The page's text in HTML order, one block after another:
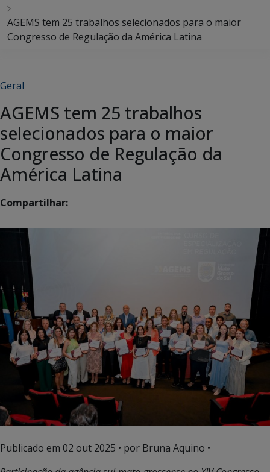
AGEMS tem 25 trabalhos selecionados para o maior
Congresso de Regulação da América Latina
Geral
AGEMS tem 25 trabalhos
selecionados para o maior
Congresso de Regulação da
América Latina
Compartilhar:
Publicado em 02 out 2025 • por Bruna Aquino •